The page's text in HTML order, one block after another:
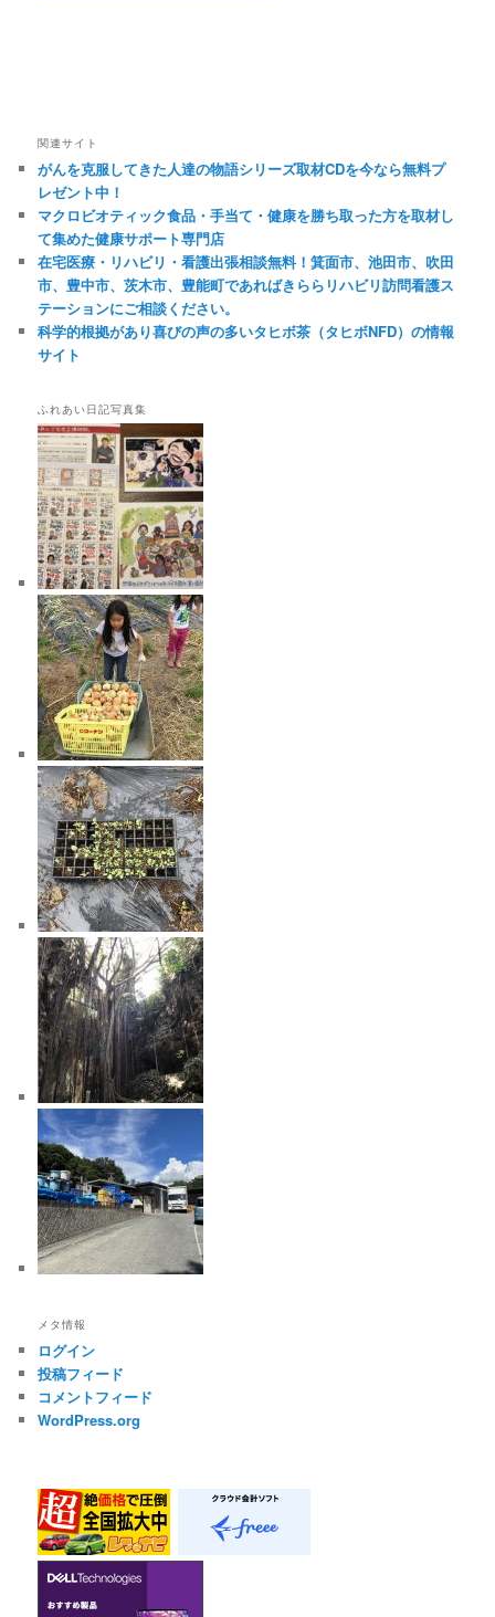
関連サイト
がんを克服してきた人達の物語シリーズ取材CDを今なら無料プ
レゼント中！
マクロビオティック食品・手当て・健康を勝ち取った方を取材し
て集めた健康サポート専門店
在宅医療・リハビリ・看護出張相談無料！箕面市、池田市、吹田
市、豊中市、茨木市、豊能町であればきららリハビリ訪問看護ス
テーションにご相談ください。
科学的根拠があり喜びの声の多いタヒボ茶（タヒボNFD）の情報
サイト
ふれあい日記写真集
メタ情報
ログイン
投稿フィード
コメントフィード
WordPress.org